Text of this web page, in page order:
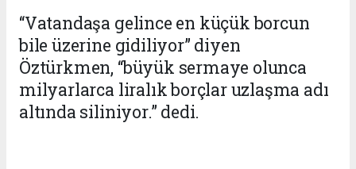
“Vatandaşa gelince en küçük borcun
bile üzerine gidiliyor” diyen
Öztürkmen, “büyük sermaye olunca
milyarlarca liralık borçlar uzlaşma adı
altında siliniyor.” dedi.